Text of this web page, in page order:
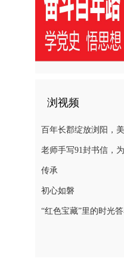
浏视频
百年长郡绽放浏阳，
老师手写91封书信，
传承
初心如磐
“红色宝藏”里的时光